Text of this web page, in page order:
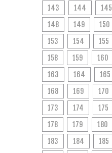
143 144 145
148
149 150
153
154 155
158
159 160
163
164 165
168
169 170
173
174 175
178
179 180
183
184 185